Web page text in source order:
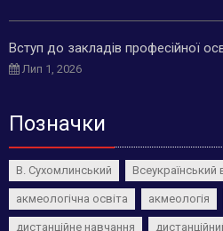
Вступ до закладів професійної
Лип 1, 2026
Позначки
В. Сухомлинський Всеукраїнський
акмеологічна освіта акмеологія
дистанційне навчання